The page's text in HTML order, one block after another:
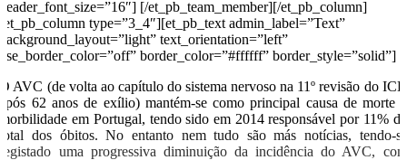
header_font_size=”16″] [/et_pb_team_member][/et_pb_column]
[et_pb_column type=”3_4″][et_pb_text admin_label=”Text”
background_layout=”light” text_orientation=”left”
use_border_color=”off” border_color=”#ffffff” border_style=”solid”]
O AVC (de volta ao capítulo do sistema nervoso na 11º revisão do ICD
após 62 anos de exílio) mantém-se como principal causa de morte e
morbilidade em Portugal, tendo sido em 2014 responsável por 11% do
total dos óbitos. No entanto nem tudo são más notícias, tendo-se
registado uma progressiva diminuição da incidência do AVC, com